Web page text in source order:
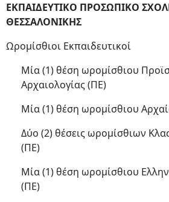
ΕΚΠΑΙΔΕΥΤΙΚΟ ΠΡΟΣΩΠΙΚΟ
ΘΕΣΣΑΛΟΝΙΚΗΣ
Ωρομίσθιοι Εκπαιδευτικοί
Μία (1) θέση ωρομίσθιου
Αρχαιολογίας (ΠΕ)
Μία (1) θέση ωρομίσθιου
Δύο (2) θέσεις ωρομίσθιων
(ΠΕ)
Μία (1) θέση ωρομίσθιου
(ΠΕ)